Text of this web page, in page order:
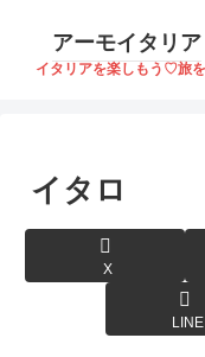
アーモイタリア
イタリアを楽しもう♡旅
イタロ
X
LINE